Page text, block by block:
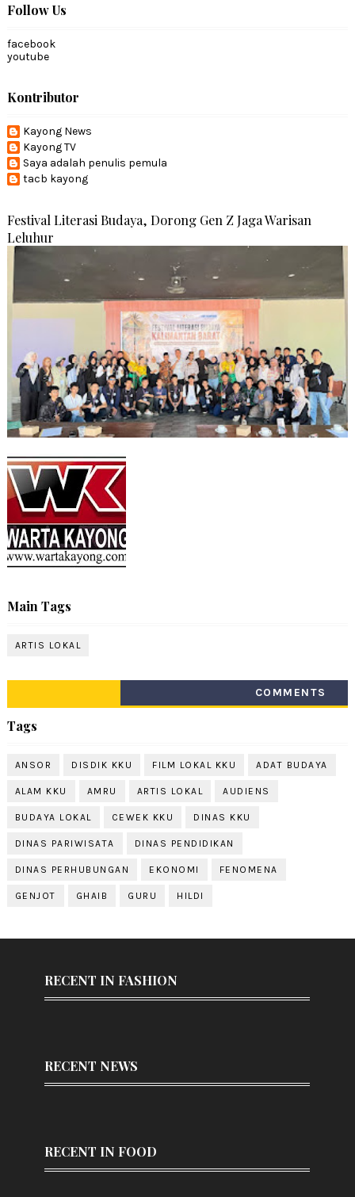
Follow Us
facebook
youtube
Kontributor
Kayong News
Kayong TV
Saya adalah penulis pemula
tacb kayong
Festival Literasi Budaya, Dorong Gen Z Jaga Warisan
Leluhur
Main Tags
ARTIS LOKAL
COMMENTS
Tags
ANSOR DISDIK KKU FILM LOKAL KKU ADAT BUDAYA
ALAM KKU AMRU ARTIS LOKAL AUDIENS
BUDAYA LOKAL CEWEK KKU DINAS KKU
DINAS PARIWISATA DINAS PENDIDIKAN
DINAS PERHUBUNGAN EKONOMI FENOMENA
GENJOT GHAIB GURU HILDI
RECENT IN FASHION
RECENT NEWS
RECENT IN FOOD